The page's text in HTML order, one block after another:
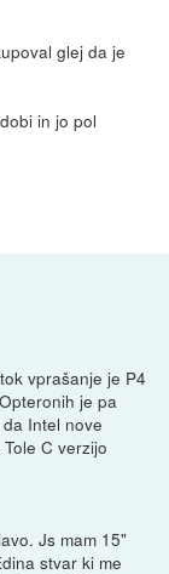
glej da je
in jo pol
vprašanje je P4
je pa
Intel nove
C verzijo
Js mam 15"
stvar ki me